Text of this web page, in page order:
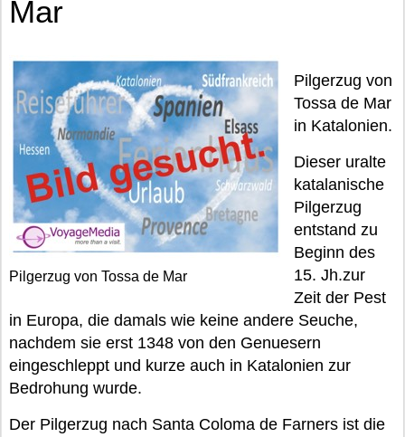
Mar
Pilgerzug von Tossa de Mar
Pilgerzug von
Tossa de Mar
in Katalonien.
Dieser uralte
katalanische
Pilgerzug
entstand zu
Beginn des
15. Jh.zur
Zeit der Pest
in Europa, die damals wie keine andere Seuche,
nachdem sie erst 1348 von den Genuesern
eingeschleppt und kurze auch in Katalonien zur
Bedrohung wurde.
Der Pilgerzug nach Santa Coloma de Farners ist die